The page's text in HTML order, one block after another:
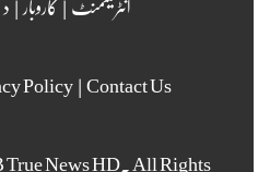
Policy|Contact Us